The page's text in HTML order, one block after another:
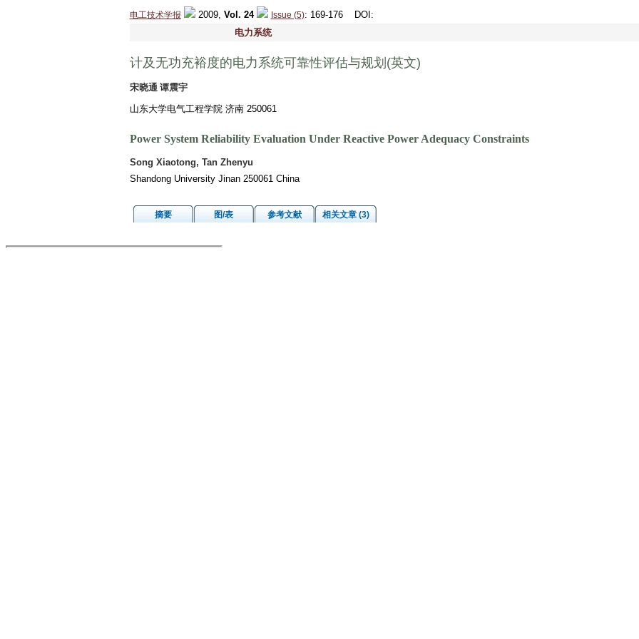
电工技术学报 2009, Vol. 24 Issue (5): 169-176 DOI :
电力系统
计及无功充裕度的电力系统可靠性评估与规划(英文)
宋晓通 谭震宇
山东大学电气工程学院 济南 250061
Power System Reliability Evaluation Under Reactive Power Adequacy Constraints
Song Xiaotong, Tan Zhenyu
Shandong University Jinan 250061 China
摘要 图/表 参考文献 相关文章 (3)